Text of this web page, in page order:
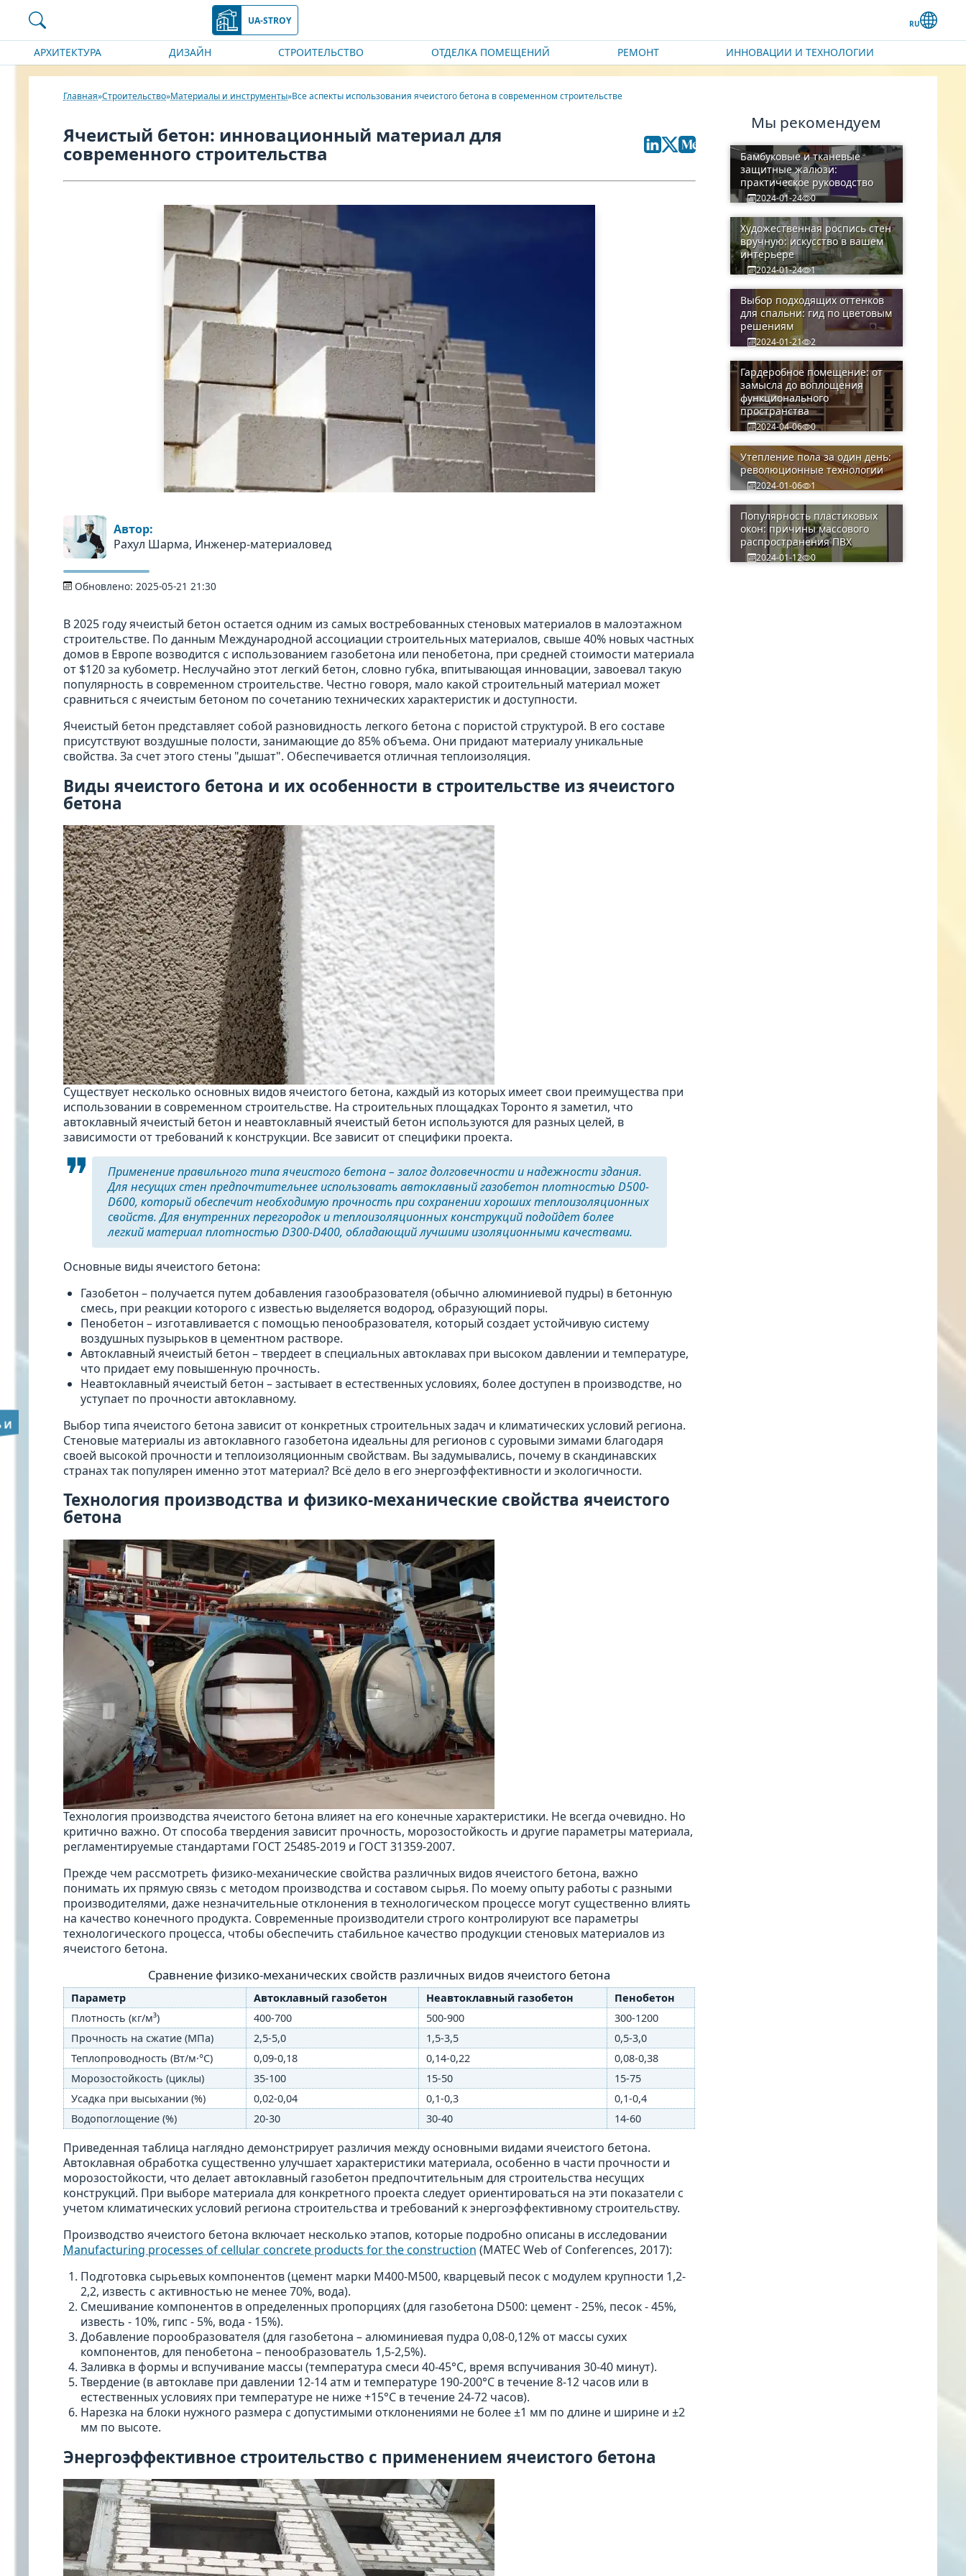
UA-STROY
АРХИТЕКТУРА ДИЗАЙН СТРОИТЕЛЬСТВО ОТДЕЛКА ПОМЕЩЕНИЙ РЕМОНТ ИННОВАЦИИ И ТЕХНОЛОГИИ
Главная Строительство Материалы и инструменты Все аспекты использования ячеистого бетона в современном строительстве
Ячеистый бетон: инновационный материал для
современного строительства
Автор:
Рахул Шарма, Инженер-материаловед
Обновлено:2025-05-21 21:30
В 2025 году ячеистый бетон остается одним из самых востребованных стеновых материалов в малоэтажном
строительстве. По данным Международной ассоциации строительных материалов, свыше 40% новых частных
домов в Европе возводится с использованием газобетона или пенобетона, при средней стоимости материала
от $120 за кубометр. Неслучайно этот легкий бетон, словно губка, впитывающая инновации, завоевал такую
популярность в современном строительстве. Честно говоря, мало какой строительный материал может
сравниться с ячеистым бетоном по сочетанию технических характеристик и доступности.
Ячеистый бетон представляет собой разновидность легкого бетона с пористой структурой. В его составе
присутствуют воздушные полости, занимающие до 85% объема. Они придают материалу уникальные
свойства. За счет этого стены "дышат". Обеспечивается отличная теплоизоляция.
Виды ячеистого бетона и их особенности в строительстве из ячеистого
бетона
Существует несколько основных видов ячеистого бетона, каждый из которых имеет свои преимущества при
использовании в современном строительстве. На строительных площадках Торонто я заметил, что
автоклавный ячеистый бетон и неавтоклавный ячеистый бетон используются для разных целей, в
зависимости от требований к конструкции. Все зависит от специфики проекта.
Применение правильного типа ячеистого бетона – залог долговечности и надежности здания.
Для несущих стен предпочтительнее использовать автоклавный газобетон плотностью D500-
D600, который обеспечит необходимую прочность при сохранении хороших теплоизоляционных
свойств. Для внутренних перегородок и теплоизоляционных конструкций подойдет более
легкий материал плотностью D300-D400, обладающий лучшими изоляционными качествами.
Основные виды ячеистого бетона:
Газобетон – получается путем добавления газообразователя (обычно алюминиевой пудры) в бетонную
смесь, при реакции которого с известью выделяется водород, образующий поры.
Пенобетон – изготавливается с помощью пенообразователя, который создает устойчивую систему
воздушных пузырьков в цементном растворе.
Автоклавный ячеистый бетон – твердеет в специальных автоклавах при высоком давлении и температуре,
что придает ему повышенную прочность.
Неавтоклавный ячеистый бетон – застывает в естественных условиях, более доступен в производстве, но
уступает по прочности автоклавному.
Выбор типа ячеистого бетона зависит от конкретных строительных задач и климатических условий региона.
Стеновые материалы из автоклавного газобетона идеальны для регионов с суровыми зимами благодаря
своей высокой прочности и теплоизоляционным свойствам. Вы задумывались, почему в скандинавских
странах так популярен именно этот материал? Всё дело в его энергоэффективности и экологичности.
Технология производства и физико-механические свойства ячеистого
бетона
Технология производства ячеистого бетона влияет на его конечные характеристики. Не всегда очевидно. Но
критично важно. От способа твердения зависит прочность, морозостойкость и другие параметры материала,
регламентируемые стандартами ГОСТ 25485-2019 и ГОСТ 31359-2007.
Прежде чем рассмотреть физико-механические свойства различных видов ячеистого бетона, важно
понимать их прямую связь с методом производства и составом сырья. По моему опыту работы с разными
производителями, даже незначительные отклонения в технологическом процессе могут существенно влиять
на качество конечного продукта. Современные производители строго контролируют все параметры
технологического процесса, чтобы обеспечить стабильное качество продукции стеновых материалов из
ячеистого бетона.
Сравнение физико-механических свойств различных видов ячеистого бетона
Параметр Автоклавный газобетон Неавтоклавный газобетон
Пенобетон
Плотность (кг/м³)
400-700 500-900
300-1200
Прочность на сжатие (МПа)
2,5-5,0 1,5-3,5
0,5-3,0
Теплопроводность (Вт/м·°С)
0,09-0,18 0,14-0,22
0,08-0,38
Морозостойкость (циклы)
35-100 15-50
15-75
Усадка при высыхании (%)
0,02-0,04 0,1-0,3
0,1-0,4
Водопоглощение (%)
20-30 30-40 14-60
Приведенная таблица наглядно демонстрирует различия между основными видами ячеистого бетона.
Автоклавная обработка существенно улучшает характеристики материала, особенно в части прочности и
морозостойкости, что делает автоклавный газобетон предпочтительным для строительства несущих
конструкций. При выборе материала для конкретного проекта следует ориентироваться на эти показатели с
учетом климатических условий региона строительства и требований к энергоэффективному строительству.
Производство ячеистого бетона включает несколько этапов, которые подробно описаны в исследовании
Manufacturing processes of cellular concrete products for the construction (MATEC Web of Conferences, 2017):
Подготовка сырьевых компонентов (цемент марки М400-М500, кварцевый песок с модулем крупности 1,2-
2,2, известь с активностью не менее 70%, вода).
Смешивание компонентов в определенных пропорциях (для газобетона D500: цемент - 25%, песок - 45%,
известь - 10%, гипс - 5%, вода - 15%).
Добавление порообразователя (для газобетона – алюминиевая пудра 0,08-0,12% от массы сухих
компонентов, для пенобетона – пенообразователь 1,5-2,5%).
Заливка в формы и вспучивание массы (температура смеси 40-45°C, время вспучивания 30-40 минут).
Твердение (в автоклаве при давлении 12-14 атм и температуре 190-200°C в течение 8-12 часов или в
естественных условиях при температуре не ниже +15°C в течение 24-72 часов).
Нарезка на блоки нужного размера с допустимыми отклонениями не более ±1 мм по длине и ширине и ±2
мм по высоте.
Энергоэффективное строительство с применением ячеистого бетона
Мы рекомендуем
Бамбуковые и тканевые
защитные жалюзи:
практическое руководство
2024-01-24 0
Художественная роспись стен
вручную: искусство в вашем
интерьере
2024-01-24 1
Выбор подходящих оттенков
для спальни: гид по цветовым
решениям
2024-01-21 2
Гардеробное помещение: от
замысла до воплощения
функционального
пространства
2024-04-06 0
Утепление пола за один день:
революционные технологии
2024-01-06 1
Популярность пластиковых
окон: причины массового
распространения ПВХ
2024-01-12 0